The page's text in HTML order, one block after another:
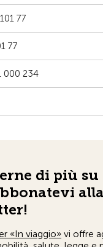
77
77
000 234